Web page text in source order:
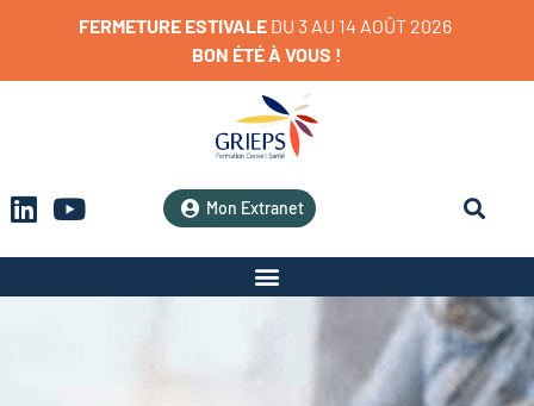
FERMETURE ESTIVALE DU 3 AU 14 AOÛT 2026
BON ÉTÉÀ VOUS !
Mon Extranet